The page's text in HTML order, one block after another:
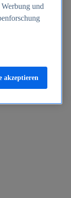
und
akzeptieren